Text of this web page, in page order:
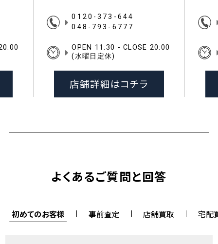
0120-373-644
048-793-6777
OPEN 11:30 - CLOSE 20:00
(水曜日定休)
店舗詳細はコチラ
よくあるご質問と回答
初めてのお客様 事前査定 店舗買取 宅配